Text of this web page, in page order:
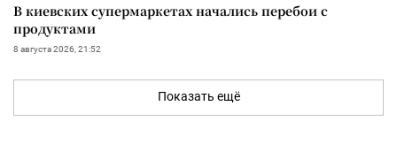
В киевских супермаркетах начались перебои с
продуктами
8 августа 2026, 21:52
Показать ещё